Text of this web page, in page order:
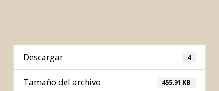
Descargar 4
Tamaño del archivo 455.91 KB